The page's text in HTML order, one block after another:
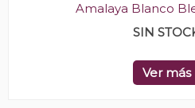
Amalaya Blanco
SIN
Ver más